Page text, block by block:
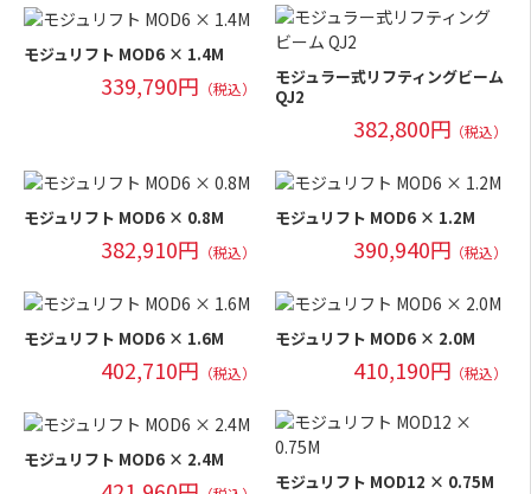
モジュリフト MOD6 × 1.4M
339,790円 （税込）
モジュラー式リフティングビーム
QJ2
382,800円 （税込）
モジュリフト MOD6 × 0.8M
382,910円 （税込）
モジュリフト MOD6 × 1.2M
390,940円 （税込）
モジュリフト MOD6 × 1.6M
402,710円 （税込）
モジュリフト MOD6 × 2.0M
410,190円 （税込）
モジュリフト MOD6 × 2.4M
モジュリフト MOD12 × 0.75M